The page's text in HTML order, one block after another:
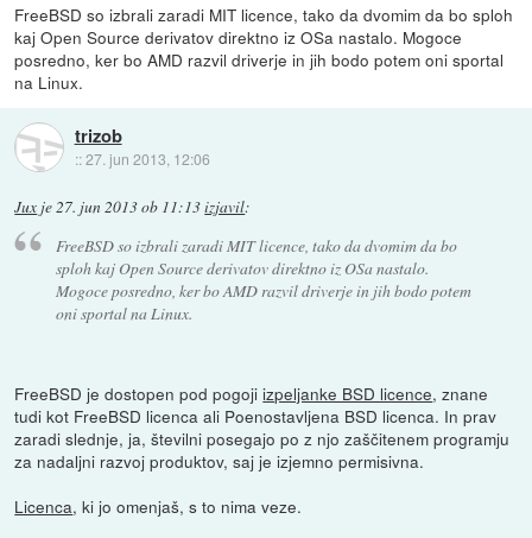
FreeBSD so izbrali zaradi MIT licence, tako da dvomim da bo sploh
kaj Open Source derivatov direktno iz OSa nastalo. Mogoce
posredno, ker bo AMD razvil driverje in jih bodo potem oni sportal
na Linux.
trizob
::27. jun 2013, 12:06
Jux je27. jun 2013 ob 11:13izjavil:
FreeBSD so izbrali zaradi MIT licence, tako da dvomim da bo
sploh kaj Open Source derivatov direktno iz OSa nastalo.
Mogoce posredno, ker bo AMD razvil driverje in jih bodo potem
oni sportal na Linux.
FreeBSD je dostopen pod pogojiizpeljanke BSD licence, znane
tudi kot FreeBSD licenca ali Poenostavljena BSD licenca. In prav
zaradi slednje, ja, številni posegajo po z njo zaščitenem programju
za nadaljni razvoj produktov, saj je izjemno permisivna.
Licenca, ki jo omenjaš, s to nima veze.